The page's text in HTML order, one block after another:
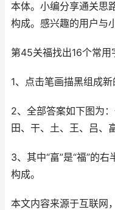
本体。小编分享通关思
构成。感兴趣的用户与
第45关福找出16个常用
1、点击笔画描黑组成
2、全部答案如下图为
田、干、土、王、吕、
3、其中“畗”是“福”的右
构成。
本文内容来源于互联网